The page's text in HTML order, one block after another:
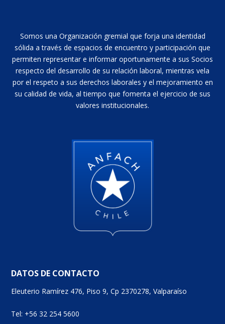
Somos una Organización gremial que forja una identidad
sólida a través de espacios de encuentro y participación que
permiten representar e informar oportunamente a sus Socios
respecto del desarrollo de su relación laboral, mientras vela
por el respeto a sus derechos laborales y el mejoramiento en
su calidad de vida, al tiempo que fomenta el ejercicio de sus
valores institucionales.
DATOS DE CONTACTO
Eleuterio Ramírez 476, Piso 9, Cp 2370278, Valparaíso
Tel: +56 32 254 5600